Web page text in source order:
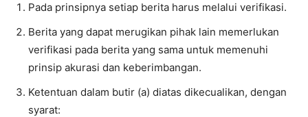
Pada prinsipnya setiap berita harus melalui verifikasi.
Berita yang dapat merugikan pihak lain memerlukan
verifikasi pada berita yang sama untuk memenuhi
prinsip akurasi dan keberimbangan.
Ketentuan dalam butir (a) diatas dikecualikan, dengan
syarat: